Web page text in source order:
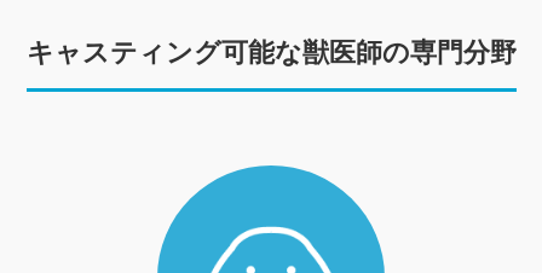
キャスティング可能な獣医師の専門分野